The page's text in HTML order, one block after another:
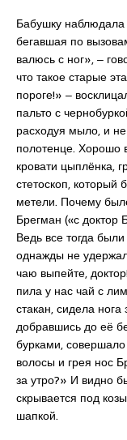
Бабушку
бегавшая по
валюсь с ног», ‒
что такое старые
пороге!» ‒
пальто с
расходуя мыло, и
полотенце. Хорошо
кровати цыплёнка,
стетоскоп, который
метели. Почему
Брегман («с доктор
Ведь все тогда
однажды не
чаю выпейте,
пила у нас чай с
стакан, сидела
добравшись до её
бурками,
волосы и грея нос
за утро?» И видно
скрывается под
шапкой.